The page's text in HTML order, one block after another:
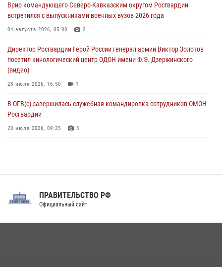
08 августа 2026, 09:03 1
Росгвардейцы в ЛНР совершенствуют навыки тактической
08 августа 2026, 09:00
Врио командующего Северо-Кавказским округом Росгвардии
встретился с выпускниками военных вузов 2026 года
04 августа 2026, 05:00 2
Директор Росгвардии Герой России генерал армии Виктор Золотов
посетил кинологический центр ОДОН имени Ф.Э. Дзержинского
(видео)
28 июля 2026, 16:50 1
В ОГВ(с) завершилась служебная командировка сотрудников ОМОН
Росгвардии
20 июля 2026, 09:25 3
Праздник «Один день с Росгвардией» к 105-летию Центрального
ПРАВИТЕЛЬСТВО РФ
Официальный сайт